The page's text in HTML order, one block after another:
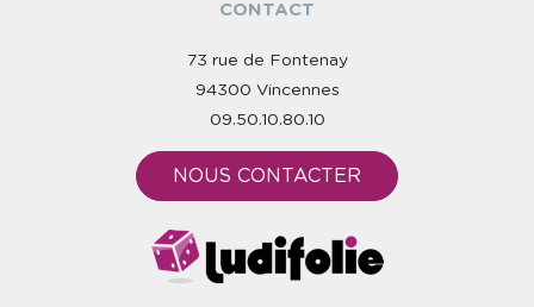
CONTACT
73 rue de Fontenay
94300 Vincennes
09.50.10.80.10
NOUS CONTACTER